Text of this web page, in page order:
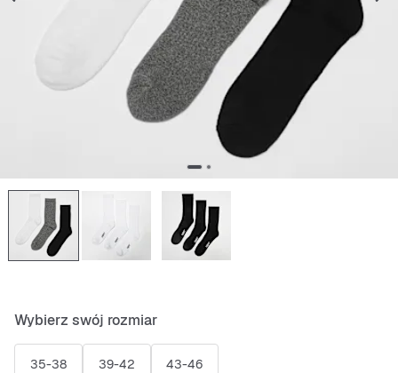
Wybierz swój rozmiar
35-38 39-42 43-46